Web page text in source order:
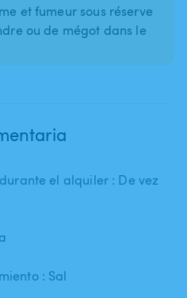
et fumeur sous réserve
ou de mégot dans le
el alquiler : De vez
: Sal